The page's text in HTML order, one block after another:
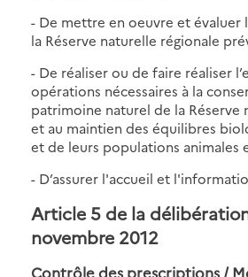
- De mettre en oeuvre et évaluer
la Réserve naturelle régionale
- De réaliser ou de faire réaliser
opérations nécessaires à la
patrimoine naturel de la Réserve
et au maintien des équilibres
et de leurs populations animales
- D’assurer l'accueil et
Article 5 de la
novembre 2012
Contrôle des prescriptions /